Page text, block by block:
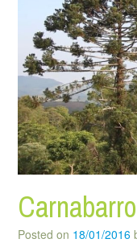
Posted on 18/01/2016